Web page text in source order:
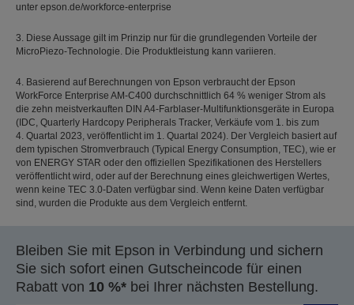
unter epson.de/workforce-enterprise
3. Diese Aussage gilt im Prinzip nur für die grundlegenden Vorteile der
MicroPiezo-Technologie. Die Produktleistung kann variieren.
4. Basierend auf Berechnungen von Epson verbraucht der Epson
WorkForce Enterprise AM-C400 durchschnittlich 64 % weniger Strom als
die zehn meistverkauften DIN A4-Farblaser-Multifunktionsgeräte in Europa
(IDC, Quarterly Hardcopy Peripherals Tracker, Verkäufe vom 1. bis zum
4. Quartal 2023, veröffentlicht im 1. Quartal 2024). Der Vergleich basiert auf
dem typischen Stromverbrauch (Typical Energy Consumption, TEC), wie er
von ENERGY STAR oder den offiziellen Spezifikationen des Herstellers
veröffentlicht wird, oder auf der Berechnung eines gleichwertigen Wertes,
wenn keine TEC 3.0-Daten verfügbar sind. Wenn keine Daten verfügbar
sind, wurden die Produkte aus dem Vergleich entfernt.
Bleiben Sie mit Epson in Verbindung und sichern
Sie sich sofort einen Gutscheincode für einen
Rabatt von 10 %* bei Ihrer nächsten Bestellung.